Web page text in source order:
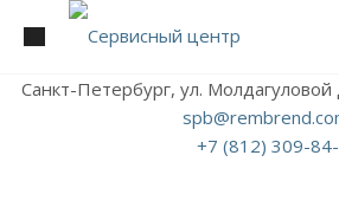
Санкт-Петербург, ул.
+7 (812) 309-